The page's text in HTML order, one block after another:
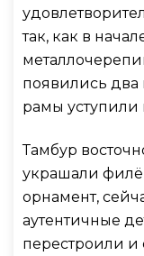
так, как в
появились два
рамы уступили
Тамбур
украшали
орнамент,
аутентичные
перестроили